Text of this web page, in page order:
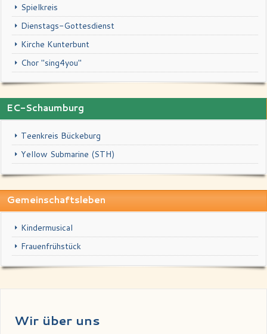
Spielkreis
Dienstags-Gottesdienst
Kirche Kunterbunt
Chor "sing4you"
EC-Schaumburg
Teenkreis Bückeburg
Yellow Submarine (STH)
Gemeinschaftsleben
Kindermusical
Frauenfrühstück
Wir über uns